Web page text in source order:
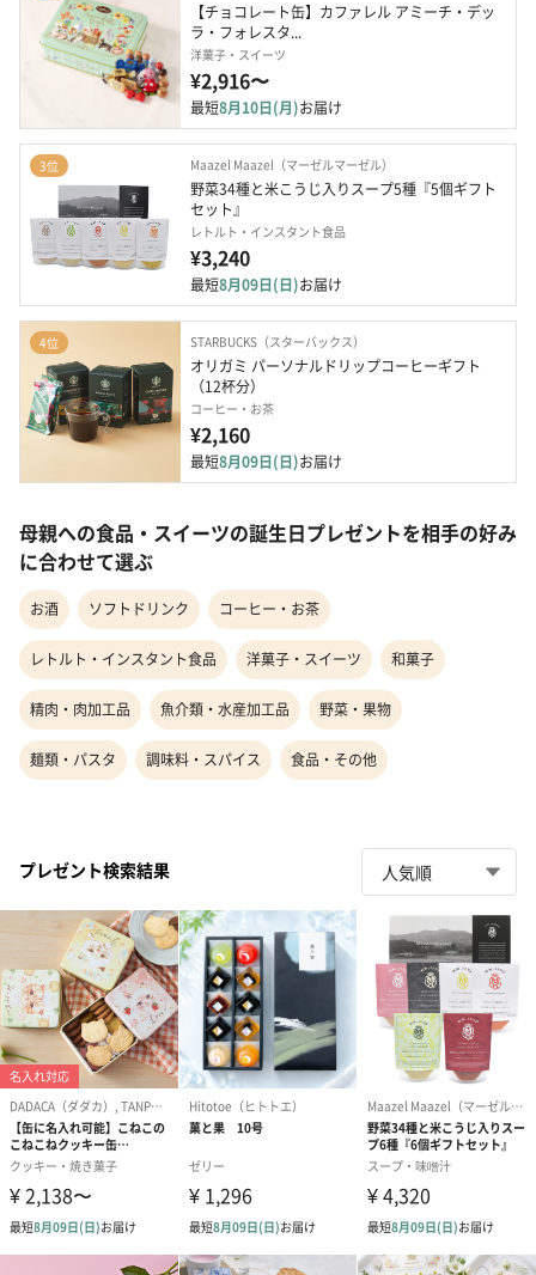
【チョコレート缶】カファレル アミーチ・デッ
ラ・フォレスタ...
洋菓子・スイーツ
¥2,916〜
最短8月10日(月)お届け
3位 Maazel Maazel（マーゼルマーゼル）
野菜34種と米こうじ入りスープ5種『5個ギフト
セット』
レトルト・インスタント食品
¥3,240
最短8月09日(日)お届け
4位 STARBUCKS（スターバックス）
オリガミ パーソナルドリップコーヒーギフト
（12杯分）
コーヒー・お茶
¥2,160
最短8月09日(日)お届け
母親への食品・スイーツの誕生日プレゼントを相手の好み
に合わせて選ぶ
お酒 ソフトドリンク コーヒー・お茶
レトルト・インスタント食品 洋菓子・スイーツ 和菓子
精肉・肉加工品 魚介類・水産加工品 野菜・果物
麺類・パスタ 調味料・スパイス 食品・その他
プレゼント検索結果